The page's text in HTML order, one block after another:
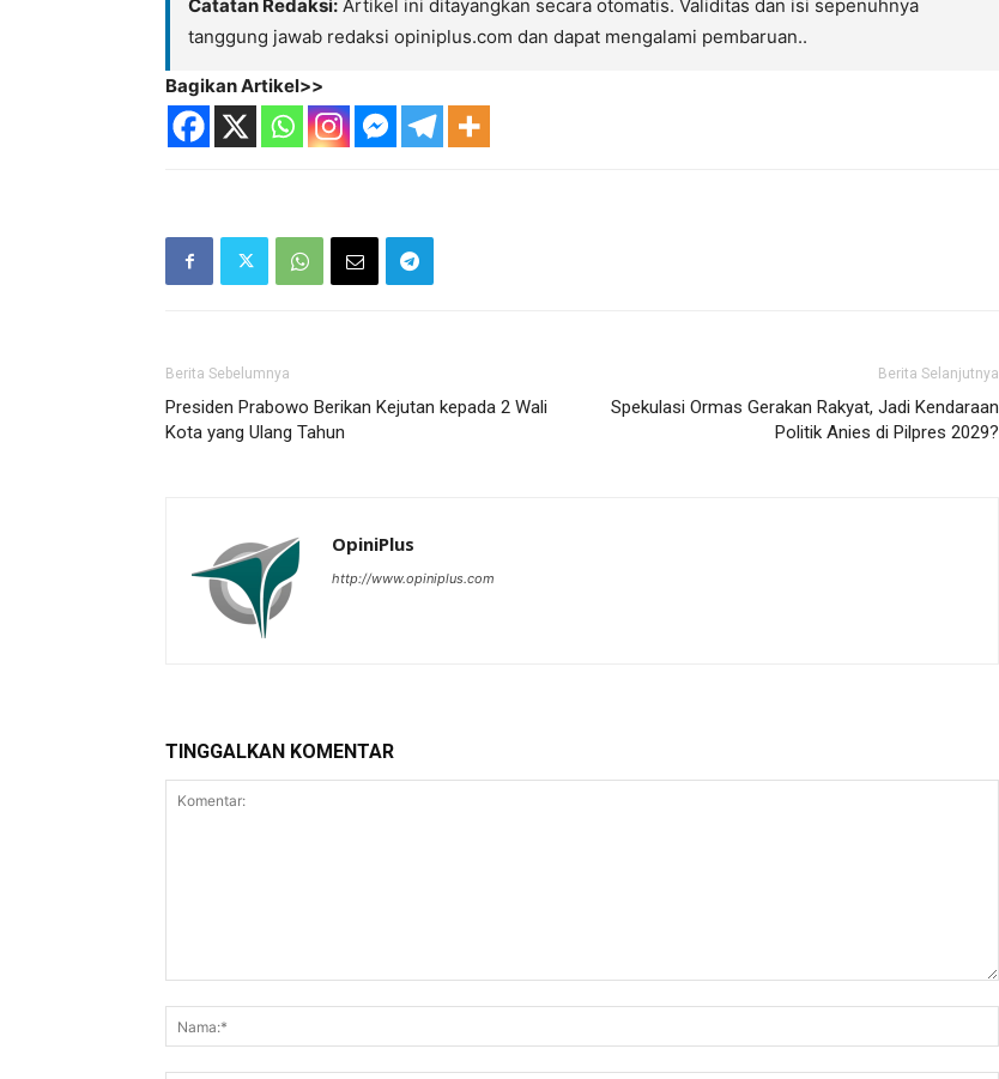
Catatan Redaksi: Artikel ini ditayangkan secara otomatis. Validitas dan isi sepenuhnya
tanggung jawab redaksi opiniplus.com dan dapat mengalami pembaruan..
Bagikan Artikel>>
Berita Sebelumnya
Presiden Prabowo Berikan Kejutan kepada 2 Wali
Kota yang Ulang Tahun
Berita Selanjutnya
Spekulasi Ormas Gerakan Rakyat, Jadi Kendaraan
Politik Anies di Pilpres 2029?
OpiniPlus
http://www.opiniplus.com
TINGGALKAN KOMENTAR